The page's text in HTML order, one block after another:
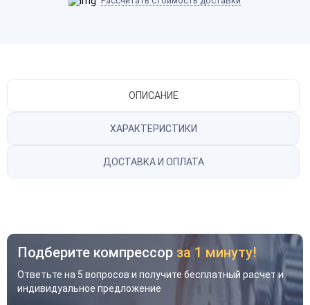
ОПИСАНИЕ
ХАРАКТЕРИСТИКИ
ДОСТАВКА И ОПЛАТА
Подберите компрессор за 1 минуту!
Ответьте на 5 вопросов и получите бесплатный расчет и
индивидуальное предложение